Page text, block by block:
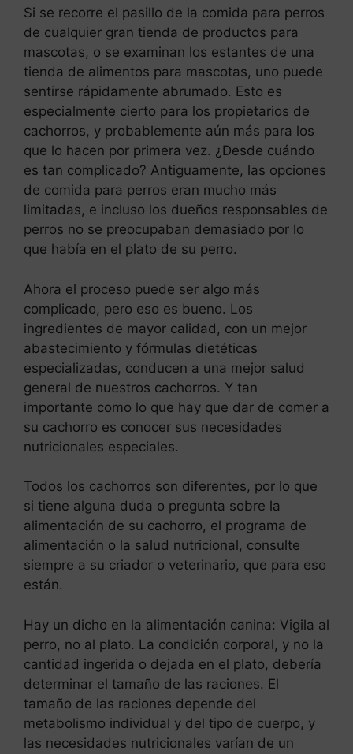
Si se recorre el pasillo de la comida para perros
de cualquier gran tienda de productos para
mascotas, o se examinan los estantes de una
tienda de alimentos para mascotas, uno puede
sentirse rápidamente abrumado. Esto es
especialmente cierto para los propietarios de
cachorros, y probablemente aún más para los
que lo hacen por primera vez. ¿Desde cuándo
es tan complicado? Antiguamente, las opciones
de comida para perros eran mucho más
limitadas, e incluso los dueños responsables de
perros no se preocupaban demasiado por lo
que había en el plato de su perro.
Ahora el proceso puede ser algo más
complicado, pero eso es bueno. Los
ingredientes de mayor calidad, con un mejor
abastecimiento y fórmulas dietéticas
especializadas, conducen a una mejor salud
general de nuestros cachorros. Y tan
importante como lo que hay que dar de comer a
su cachorro es conocer sus necesidades
nutricionales especiales.
Todos los cachorros son diferentes, por lo que
si tiene alguna duda o pregunta sobre la
alimentación de su cachorro, el programa de
alimentación o la salud nutricional, consulte
siempre a su criador o veterinario, que para eso
están.
Hay un dicho en la alimentación canina: Vigila al
perro, no al plato. La condición corporal, y no la
cantidad ingerida o dejada en el plato, debería
determinar el tamaño de las raciones. El
tamaño de las raciones depende del
metabolismo individual y del tipo de cuerpo, y
las necesidades nutricionales varían de un